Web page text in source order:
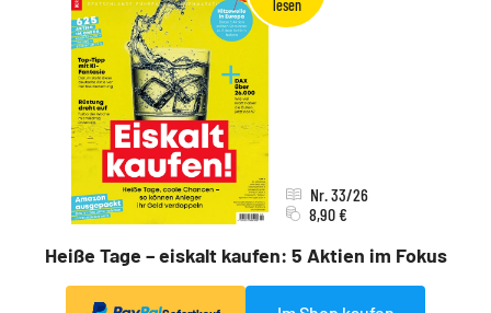
Heiße Tage – eiskalt kaufen: 5 Aktien im Fokus
Nr. 33/26
8,90 €